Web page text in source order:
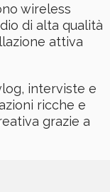
wireless
di alta qualità
attiva
interviste e
ricche e
grazie a